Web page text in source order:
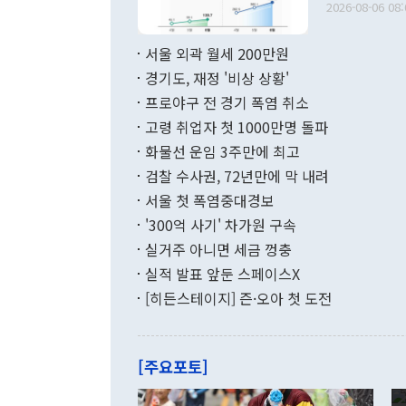
다. [정동영 통일부 장관이 지난달 23일 오후 서울 종로구 정부서울청사에
무너졌다고
함께 4자 대
"우리의 선
관은 업무
이 9월 러시
료=한국은행] 한국은행이 6일 발표한 '2026년 6월 국제수지(잠정)'
며 월간 기
196.9% 급
수출은
기록했지만
로 전환됐다.
는 배당수입
였던 올해 3
2026-08-06
서울 외곽 월세 200만원
경기도, 재정 '비상 상황'
프로야구 전 경기 폭염 취소
고령 취업자 첫 1000만명 돌파
화물선 운임 3주만에 최고
검찰 수사권, 72년만에 막 내려
서울 첫 폭염중대경보
'300억 사기' 차가원 구속
실거주 아니면 세금 껑충
실적 발표 앞둔 스페이스X
[히든스테이지] 즌·오아 첫 도전
[주요포토]